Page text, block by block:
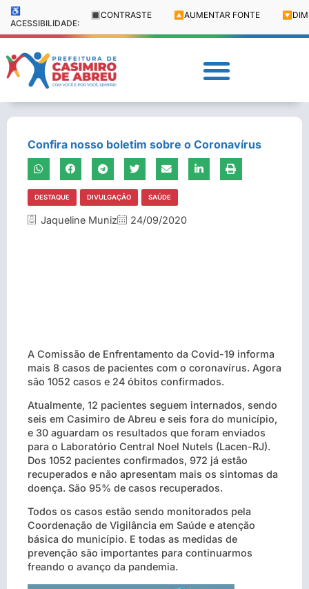
♿
ACESSIBILIDADE:
🔳 CONTRASTE 🔼 AUMENTAR FONTE 🔽
Confira nosso boletim sobre o Coronavírus
DESTAQUE DIVULGAÇÃO SAÚDE
Jaqueline Muniz 24/09/2020
A Comissão de Enfrentamento da Covid-19 informa
mais 8 casos de pacientes com o coronavírus. Agora
são 1052 casos e 24 óbitos confirmados.
Atualmente, 12 pacientes seguem internados, sendo
seis em Casimiro de Abreu e seis fora do município,
e 30 aguardam os resultados que foram enviados
para o Laboratório Central Noel Nutels (Lacen-RJ).
Dos 1052 pacientes confirmados, 972 já estão
recuperados e não apresentam mais os sintomas da
doença. São 95% de casos recuperados.
Todos os casos estão sendo monitorados pela
Coordenação de Vigilância em Saúde e atenção
básica do município. E todas as medidas de
prevenção são importantes para continuarmos
freando o avanço da pandemia.